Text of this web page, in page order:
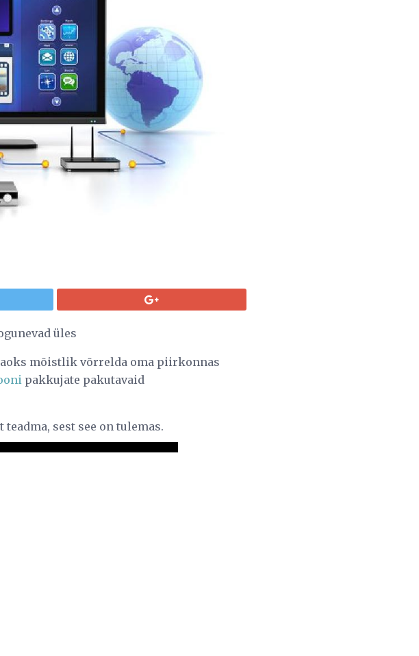
üles
mõistlik võrrelda oma piirkonnas
pakkujate pakutavaid
sest see on tulemas.